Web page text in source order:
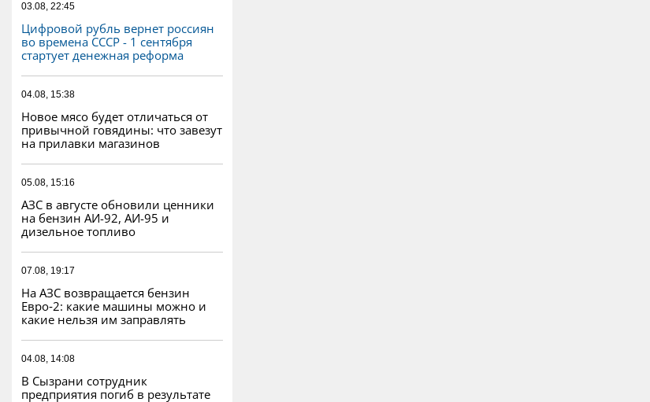
03.08, 22:45
Цифровой рубль вернет россиян
во времена СССР - 1 сентября
стартует денежная реформа
04.08, 15:38
Новое мясо будет отличаться от
привычной говядины: что завезут
на прилавки магазинов
05.08, 15:16
АЗС в августе обновили ценники
на бензин АИ-92, АИ-95 и
дизельное топливо
07.08, 19:17
На АЗС возвращается бензин
Евро‑2: какие машины можно и
какие нельзя им заправлять
04.08, 14:08
В Сызрани сотрудник
предприятия погиб в результате